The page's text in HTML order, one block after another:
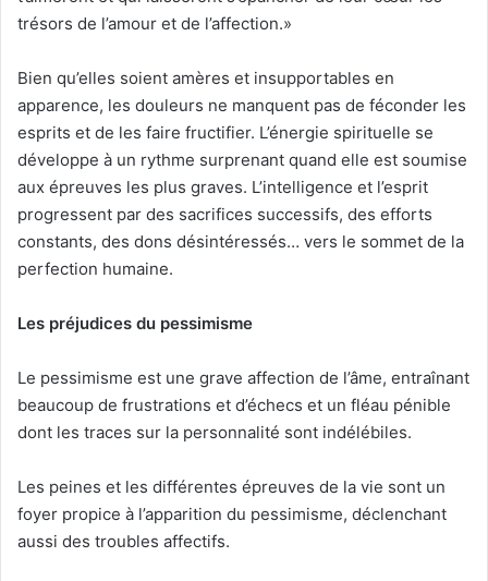
trésors de l’amour et de l’affection.»
Bien qu’elles soient amères et insupportables en
apparence, les douleurs ne manquent pas de féconder les
esprits et de les faire fructifier. L’énergie spirituelle se
développe à un rythme surprenant quand elle est soumise
aux épreuves les plus graves. L’intelligence et l’esprit
progressent par des sacrifices successifs, des efforts
constants, des dons désintéressés… vers le sommet de la
perfection humaine.
Les préjudices du pessimisme
Le pessimisme est une grave affection de l’âme, entraînant
beaucoup de frustrations et d’échecs et un fléau pénible
dont les traces sur la personnalité sont indélébiles.
Les peines et les différentes épreuves de la vie sont un
foyer propice à l’apparition du pessimisme, déclenchant
aussi des troubles affectifs.